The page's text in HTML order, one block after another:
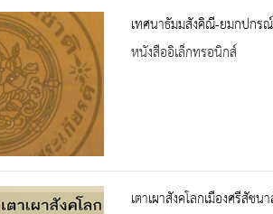
เทศนาธัมมสังคิณี-ยมกปก
หนังสืออิเล็กทรอนิกส์
เตาเผาสังคโลกเมืองศรีสัชน